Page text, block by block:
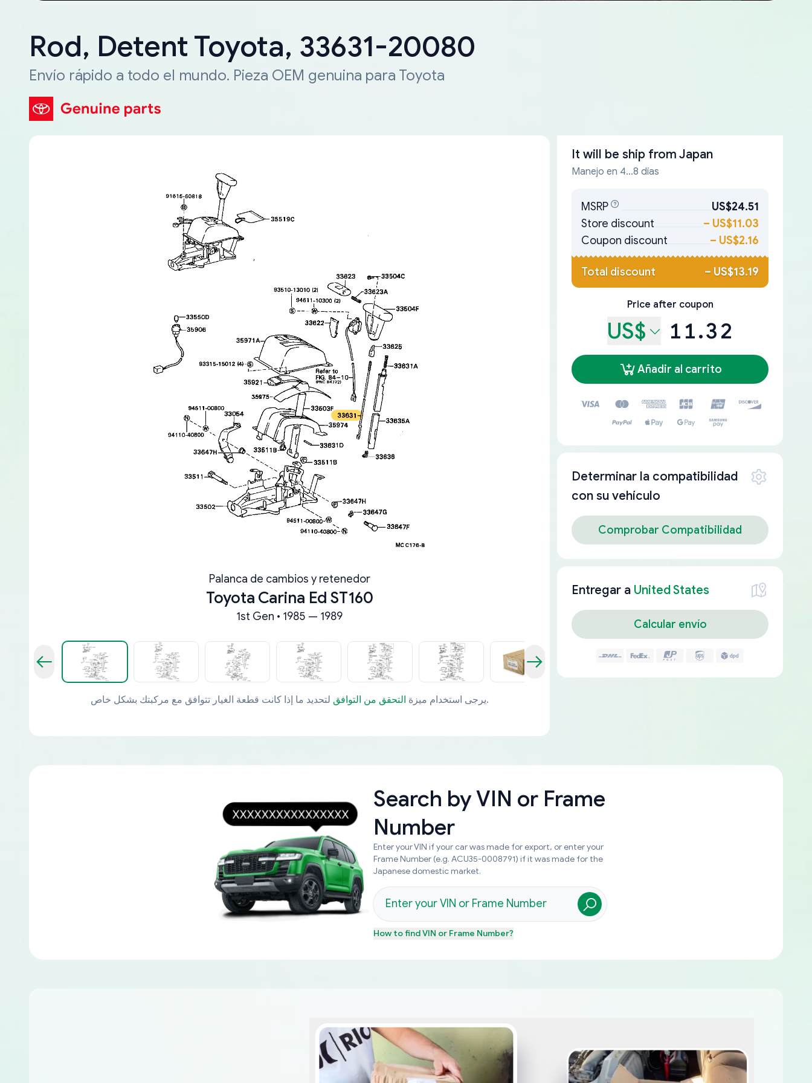
Rod, Detent Toyota, 33631-20080
Envío rápido a todo el mundo. Pieza OEM genuina para Toyota
Palanca de cambios y retenedor
Toyota Carina Ed ST160
1st Gen • 1985 — 1989
يرجى استخدام ميزة التحقق من التوافق لتحديد ما إذا كانت قطعة الغيار تتوافق مع مركبتك بشكل خاص.
It will be ship from Japan
Manejo en 4...8 días
MSRP
US$24.51
Store discount
– US$11.03
Coupon discount
– US$2.16
Total discount – US$13.19
Price after coupon
US$ 11.32
Añadir al carrito
Determinar la compatibilidad
con su vehículo
Comprobar Compatibilidad
Entregar a United States
Calcular envío
Search byVIN or Frame
Number
Enter your VIN if your car was made for export, or enter your
Frame Number (e.g. ACU35-0008791) if it was made for the
Japanese domestic market.
How to findVIN or Frame Number?